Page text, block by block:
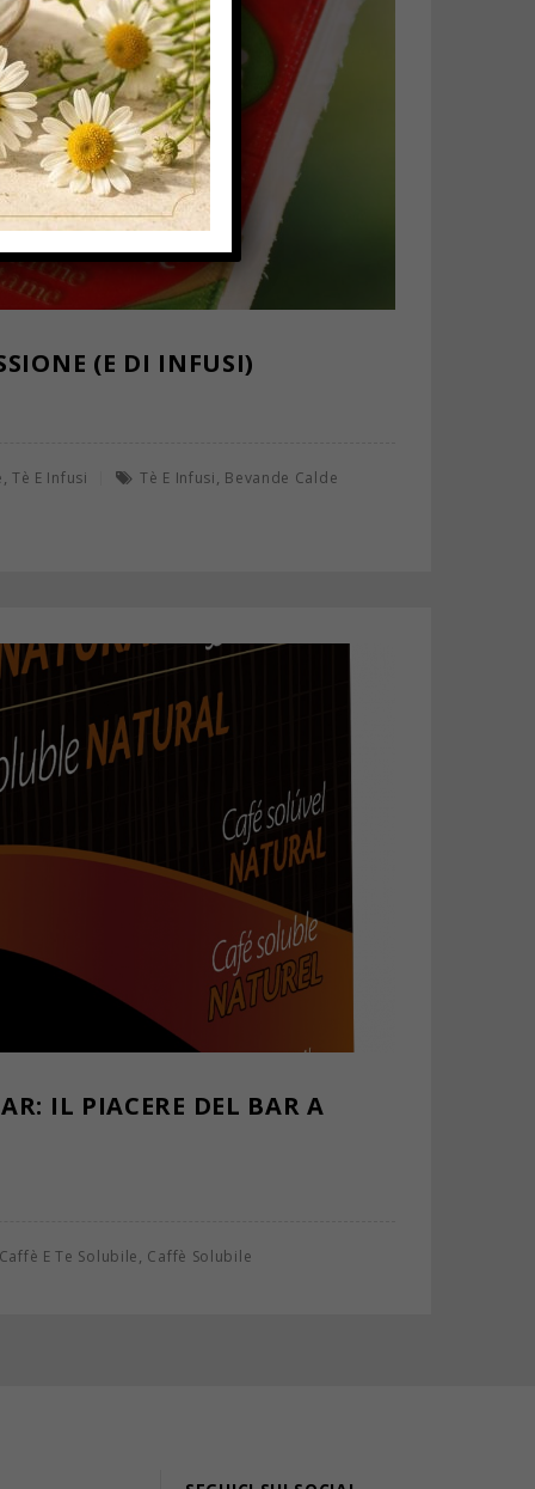
(E DI INFUSI)
, Tè E Infusi Tè E Infusi, Bevande Calde
IL PIACERE DEL BAR A
E Te Solubile, Caffè Solubile